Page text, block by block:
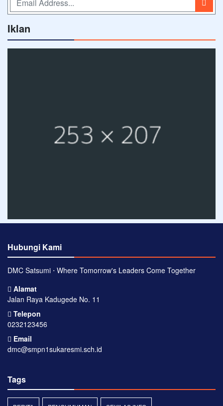
Iklan
Hubungi Kami
DMC Satsumi ⋅ Where Tomorrow's Leaders Come Together
Alamat
Jalan Raya Kadugede No. 11
Telepon
0232123456
Email
dmc@smpn1sukaresmi.sch.id
Tags